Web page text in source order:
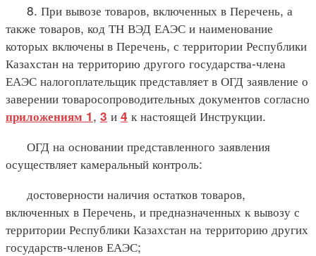
8. При вывозе товаров, включенных в Перечень, а
также товаров, код ТН ВЭД ЕАЭС и наименование
которых включены в Перечень, с территории Республики
Казахстан на территорию другого государства-члена
ЕАЭС налогоплательщик представляет в ОГД заявление о
заверении товаросопроводительных документов согласно
приложениям 1, 3 и 4 к настоящей Инструкции.
ОГД на основании представленного заявления
осуществляет камеральный контроль:
достоверности наличия остатков товаров,
включенных в Перечень, и предназначенных к вывозу с
территории Республики Казахстан на территорию других
государств-членов ЕАЭС;